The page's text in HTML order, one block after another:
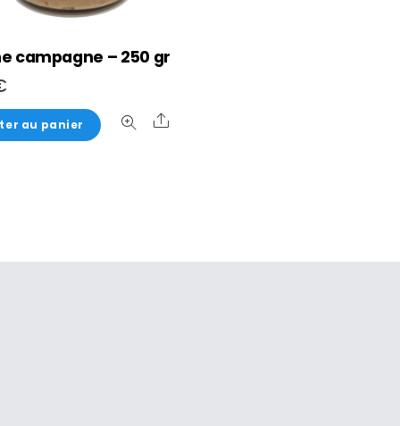
campagne – 250 gr
au panier Share